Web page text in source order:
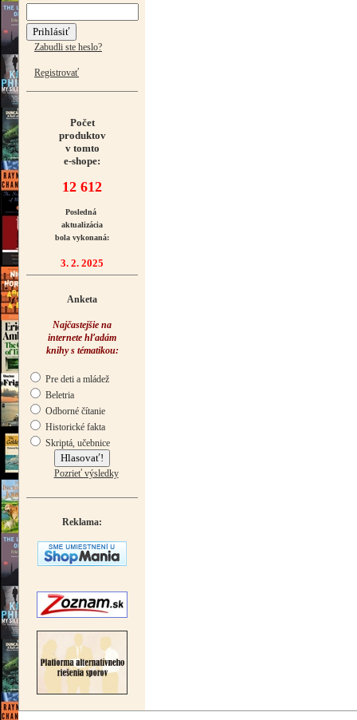
Zabudli ste heslo?
Registrovať
Počet
produktov
v tomto
e-shope:
12 612
Posledná
aktualizácia
bola vykonaná:
3. 2. 2025
Anketa
Najčastejšie na
internete hľadám
knihy s tématikou:
Pre deti a mládež
Beletria
Odborné čítanie
Historické fakta
Skriptá, učebnice
Pozrieť výsledky
Reklama: